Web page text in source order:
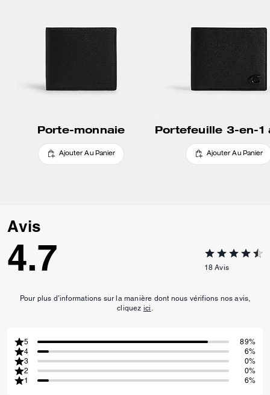
Porte-monnaie
Ajouter Au Panier Ajouter Au Panier
Avis
4.7 18 Avis
Pour plus d’informations sur la manière dont nous vérifions nos avis,
cliquez ici .
5
89%
4
6%
3
0%
2
0%
1
6%